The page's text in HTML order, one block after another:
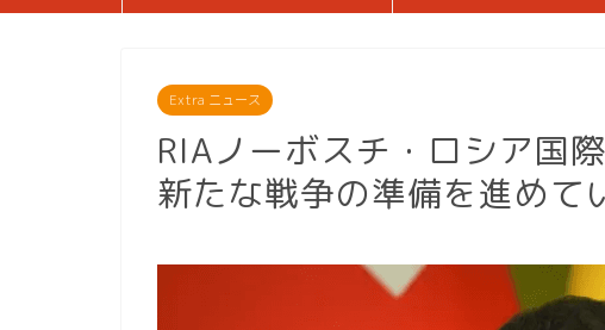
Extra ニュース
RIAノーボスチ・ロシア国
新たな戦争の準備を進めて